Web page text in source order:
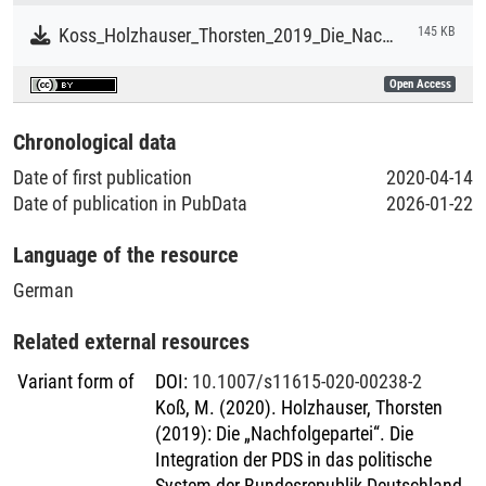
Koss_Holzhauser_Thorsten_2019_Die_Nachfolgepartei_Die_Integration_der_PDS_in_das_politische_System_der_Bundesrepublik_Deutschland_1990–2005.pdf 145 KB
Open Access
Chronological data
Date of first publication
2020-04-14
Date of publication in PubData
2026-01-22
Language of the resource
German
Related external resources
Variant form of DOI: 10.1007/s11615-020-00238-2
Koß, M. (2020). Holzhauser, Thorsten
(2019): Die „Nachfolgepartei“. Die
Integration der PDS in das politische